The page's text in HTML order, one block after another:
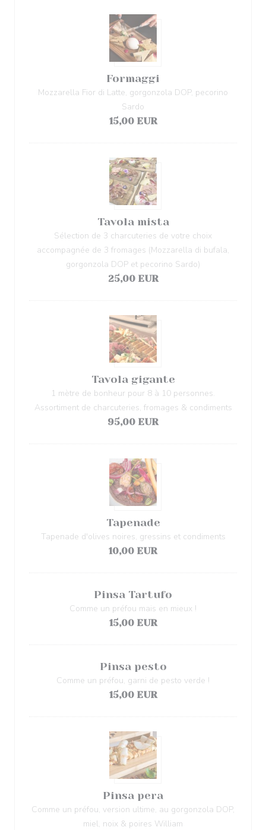
Formaggi
Mozzarella Fior di Latte, gorgonzola DOP, pecorino
Sardo
15,00 EUR
Tavola mista
Sélection de 3 charcuteries de votre choix
accompagnée de 3 fromages (Mozzarella di bufala,
gorgonzola DOP et pecorino Sardo)
25,00 EUR
Tavola gigante
1 mètre de bonheur pour 8 à 10 personnes.
Assortiment de charcuteries, fromages & condiments
95,00 EUR
Tapenade
Tapenade d'olives noires, gressins et condiments
10,00 EUR
Pinsa Tartufo
Comme un préfou mais en mieux !
15,00 EUR
Pinsa pesto
Comme un préfou, garni de pesto verde !
15,00 EUR
Pinsa pera
Comme un préfou, version ultime, au gorgonzola DOP,
miel, noix & poires William